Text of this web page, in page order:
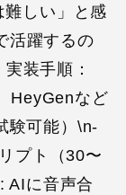
しい」と感
活躍するの
装手順：
HeyGenなど
験可能）\n-
プト（30〜
AIに音声合